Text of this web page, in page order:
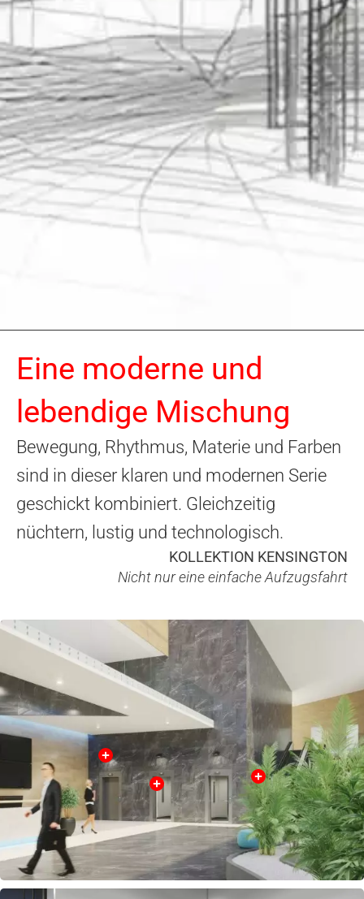
Eine moderne und
lebendige Mischung
Bewegung, Rhythmus, Materie und Farben
sind in dieser klaren und modernen Serie
geschickt kombiniert. Gleichzeitig
nüchtern, lustig und technologisch.
KOLLEKTION KENSINGTON
Nicht nur eine einfache Aufzugsfahrt